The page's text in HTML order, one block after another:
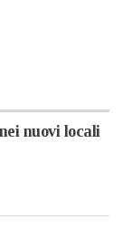
nuovi locali